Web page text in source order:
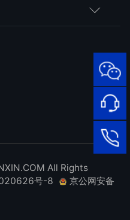
95015
网络安
全服务
热线
在线客
All Rights
号-8
京公网安备